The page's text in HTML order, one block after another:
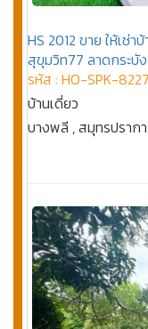
HS 2012 ขาย ให้เช่
สุขุมวิท77 ลาดกระ
รหัส : HO-SPK-8227
บ้านเดี่ยว
บางพลี , สมุทรปราก